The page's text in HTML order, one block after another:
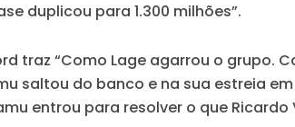
duplicou para 1.300 milhões”.
traz “Como Lage agarrou o grupo.
saltou do banco e na sua estreia
entrou para resolver o que Ricardo